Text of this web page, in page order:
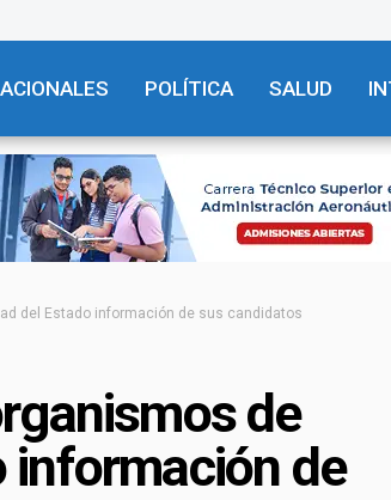
POLÍTICA SALUD
del Estado información de sus candidatos
de
información de